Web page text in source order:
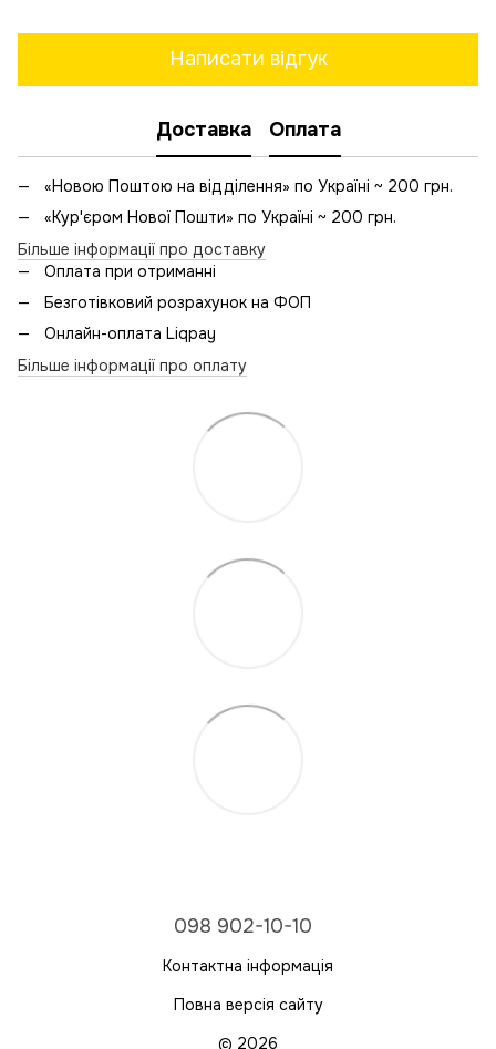
Написати відгук
Доставка Оплата
«Новою Поштою на відділення» по Україні ~ 200 грн.
«Кур'єром Нової Пошти» по Україні ~ 200 грн.
Більше інформації про доставку
Оплата при отриманні
Безготівковий розрахунок на ФОП
Онлайн-оплата Liqpay
Більше інформації про оплату
098 902-10-10
Контактна інформація
Повна версія сайту
© 2026